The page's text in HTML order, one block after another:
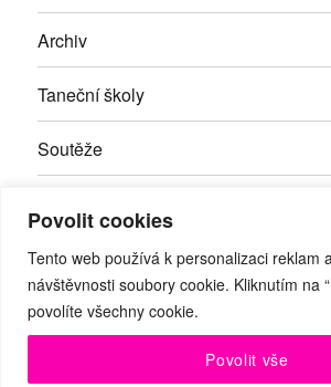
Povolit cookies
Tento web používá k personalizaci reklam
návštěvnosti soubory cookie. Kliknutím na
povolíte všechny cookie.
Povolit vše
Archiv
Taneční školy
Soutěže
Kontakty
Facebook
RSS Youtube